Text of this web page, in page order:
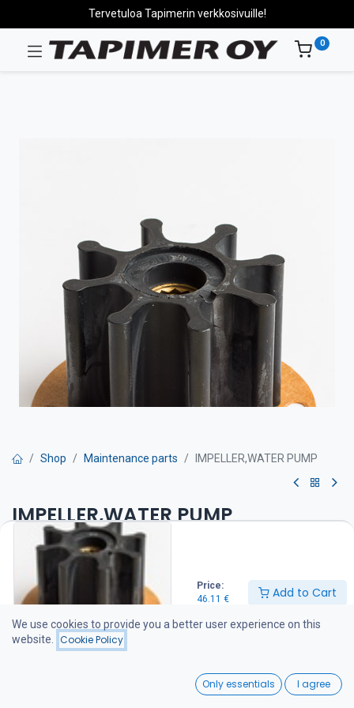
Price:
46.11 € Add to Cart
Wishlist
Tervetuloa Tapimerin verkkosivuille!
0
Shop Maintenance parts IMPELLER,WATER PUMP
IMPELLER,WATER PUMP
Siipipyörä on suositeltava pitää varalla veneessä
46.11 €
Add to Cart
We use cookies to provide you a better user experience on this
website.
Cookie Policy
Only essentials I agree